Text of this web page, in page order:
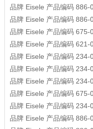
品牌 Eisele 产品编码 886-
品牌 Eisele 产品编码 886-
品牌 Eisele 产品编码 675-
品牌 Eisele 产品编码 621-
品牌 Eisele 产品编码 234-
品牌 Eisele 产品编码 234-
品牌 Eisele 产品编码 234-
品牌 Eisele 产品编码 675-
品牌 Eisele 产品编码 234-
品牌 Eisele 产品编码 886-